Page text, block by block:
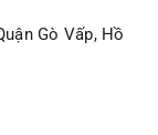
Gò Vấp, Hồ